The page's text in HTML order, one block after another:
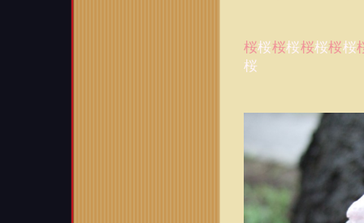
桜桜桜桜桜桜桜桜
桜